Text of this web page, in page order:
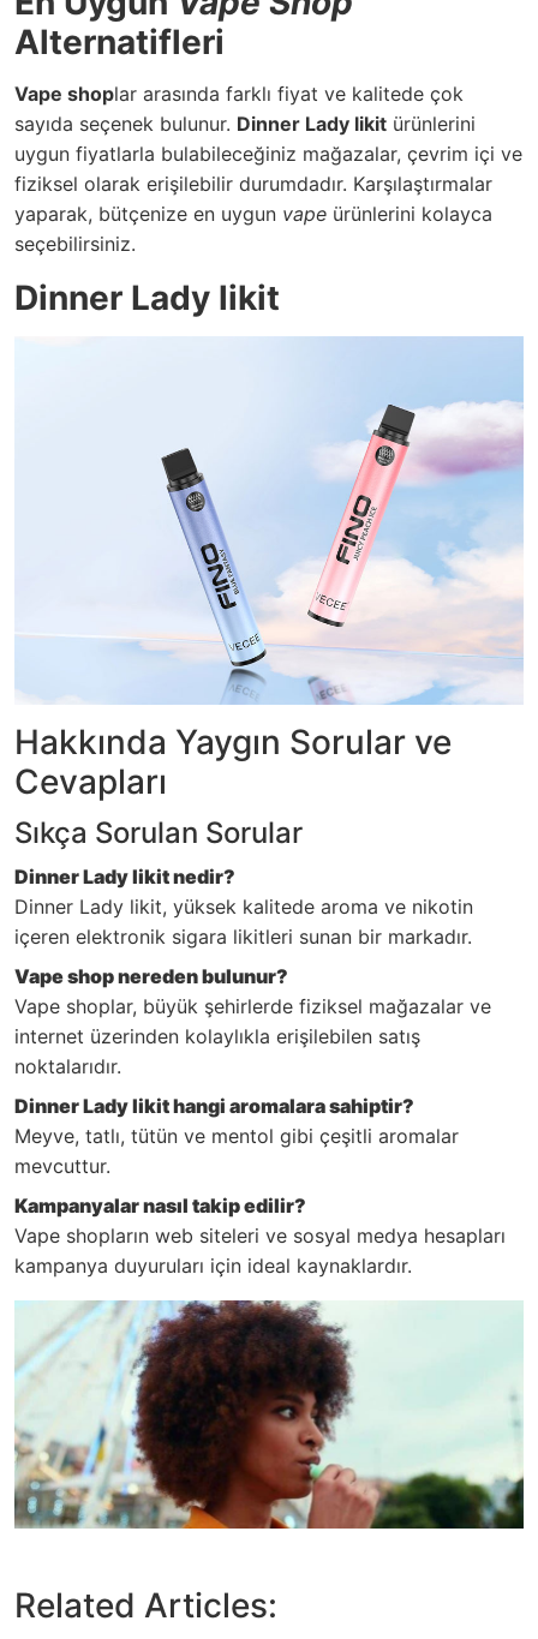
Alternatifleri
Vape shoplar arasında farklı fiyat ve kalitede çok
sayıda seçenek bulunur. Dinner Lady likit ürünlerini
uygun fiyatlarla bulabileceğiniz mağazalar, çevrim içi ve
fiziksel olarak erişilebilir durumdadır. Karşılaştırmalar
yaparak, bütçenize en uygun vape ürünlerini kolayca
seçebilirsiniz.
Dinner Lady likit
Hakkında Yaygın Sorular ve
Cevapları
Sıkça Sorulan Sorular
Dinner Lady likit nedir?
Dinner Lady likit, yüksek kalitede aroma ve nikotin
içeren elektronik sigara likitleri sunan bir markadır.
Vape shop nereden bulunur?
Vape shoplar, büyük şehirlerde fiziksel mağazalar ve
internet üzerinden kolaylıkla erişilebilen satış
noktalarıdır.
Dinner Lady likit hangi aromalara sahiptir?
Meyve, tatlı, tütün ve mentol gibi çeşitli aromalar
mevcuttur.
Kampanyalar nasıl takip edilir?
Vape shopların web siteleri ve sosyal medya hesapları
kampanya duyuruları için ideal kaynaklardır.
Related Articles: